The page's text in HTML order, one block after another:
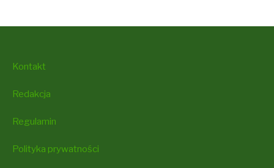
Kontakt
Redakcja
Regulamin
Polityka prywatności